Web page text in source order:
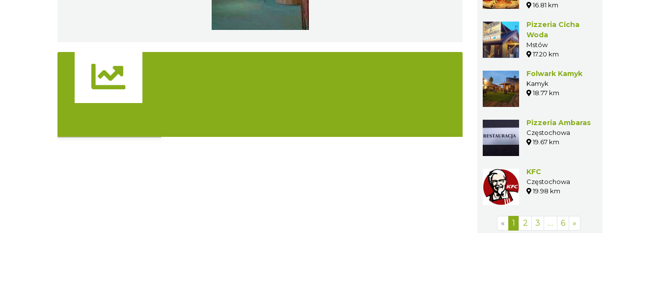
16.81 km
Pizzeria Cicha
Woda
Mstów
17.20 km
Folwark Kamyk
Kamyk
18.77 km
Pizzeria Ambaras
Częstochowa
19.67 km
KFC
Częstochowa
19.98 km
« 1 2 3 … 6 »